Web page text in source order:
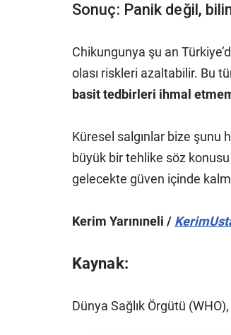
Sonuç: Panik değil,
Chikungunya şu an
olası riskleri azaltabilir. Bu
basit tedbirleri ihmal
Küresel salgınlar bize şunu
büyük bir tehlike söz
gelecekte güven içinde
Kerim Yarınıneli /
Kaynak:
Dünya Sağlık Örgütü (WHO),